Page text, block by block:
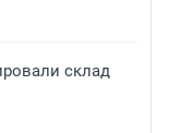
склад